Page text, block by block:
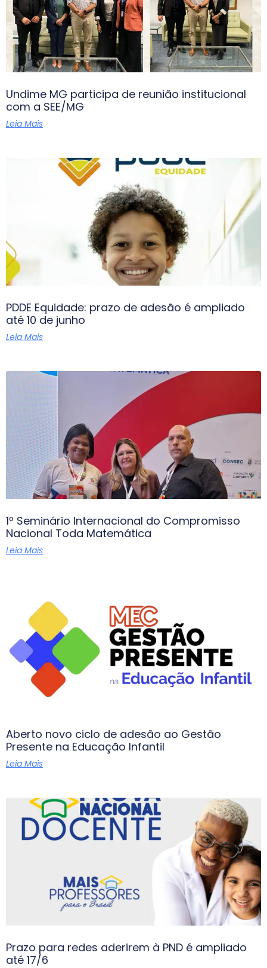
Undime MG participa de reunião institucional
com a SEE/MG
Leia Mais
PDDE Equidade: prazo de adesão é ampliado
até 10 de junho
Leia Mais
1º Seminário Internacional do Compromisso
Nacional Toda Matemática
Leia Mais
Aberto novo ciclo de adesão ao Gestão
Presente na Educação Infantil
Leia Mais
Prazo para redes aderirem à PND é ampliado
até 17/6